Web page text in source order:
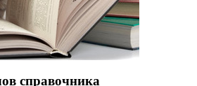
справочника